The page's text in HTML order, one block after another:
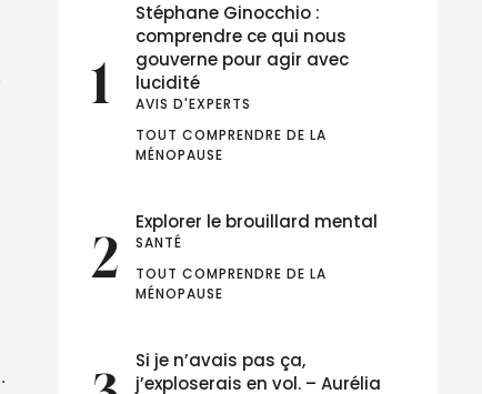
1
Stéphane Ginocchio :
comprendre ce qui nous
gouverne pour agir avec
lucidité
AVIS D'EXPERTS
TOUT COMPRENDRE DE LA
MÉNOPAUSE
2
Explorer le brouillard mental
SANTÉ
TOUT COMPRENDRE DE LA
MÉNOPAUSE
Si je n’avais pas ça,
j’exploserais en vol. – Aurélia